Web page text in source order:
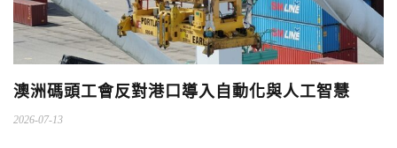
澳洲碼頭工會反對港口導入自動化與人工智慧
2026-07-13